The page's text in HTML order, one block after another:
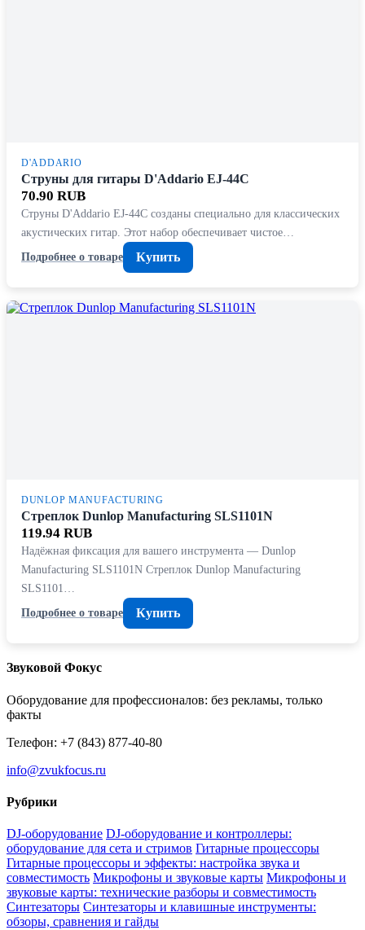
D'ADDARIO
Струны для гитары D'Addario EJ-44C
70.90 RUB
Струны D'Addario EJ-44C созданы специально для классических
акустических гитар. Этот набор обеспечивает чистое…
Подробнее о товаре
Купить
DUNLOP MANUFACTURING
Стреплок Dunlop Manufacturing SLS1101N
119.94 RUB
Надёжная фиксация для вашего инструмента — Dunlop
Manufacturing SLS1101N Стреплок Dunlop Manufacturing
SLS1101…
Подробнее о товаре
Купить
Звуковой Фокус
Оборудование для профессионалов: без рекламы, только
факты
Телефон: +7 (843) 877-40-80
info@zvukfocus.ru
Рубрики
DJ-оборудование DJ-оборудование и контроллеры:
оборудование для сета и стримов Гитарные процессоры
Гитарные процессоры и эффекты: настройка звука и
совместимость Микрофоны и звуковые карты Микрофоны и
звуковые карты: технические разборы и совместимость
Синтезаторы Синтезаторы и клавишные инструменты:
обзоры, сравнения и гайды